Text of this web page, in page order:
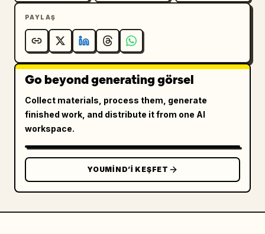
PAYLAŞ
Go beyond generating görsel
Collect materials, process them, generate
finished work, and distribute it from one AI
workspace.
YOUMIND’I KEŞFET